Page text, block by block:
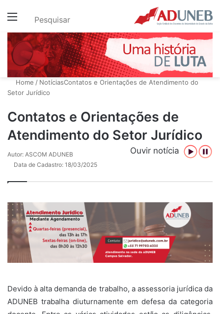
Menu Pesquisar
Home / NotíciasContatos e Orientações de Atendimento do
Setor Jurídico
Contatos e Orientações de
Atendimento do Setor Jurídico
Ouvir notícia
Autor: ASCOM ADUNEB
Data de Cadastro: 18/03/2025
Devido à alta demanda de trabalho, a assessoria jurídica da
ADUNEB trabalha diuturnamente em defesa da categoria